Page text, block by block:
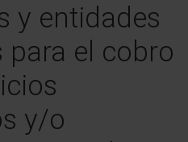
y entidades
para el cobro
y/o